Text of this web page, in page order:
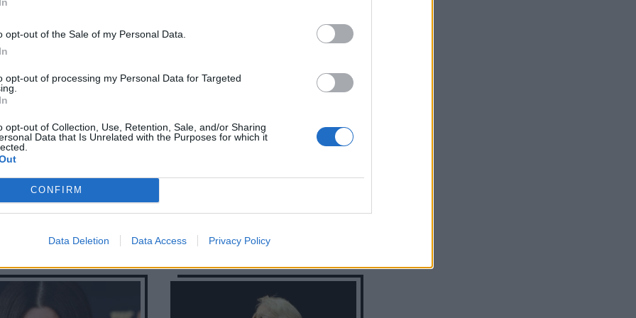
opt-out of the Sale of my Personal Data.
opt-out of processing my Personal Data for Targeted
opt-out of Collection, Use, Retention, Sale, and/or Sharing
Data that Is Unrelated with the Purposes for which it
CONFIRM
Data Deletion Data Access Privacy Policy
Έφυγε από τη
50 του ο Γάλλος
του θρυλικού